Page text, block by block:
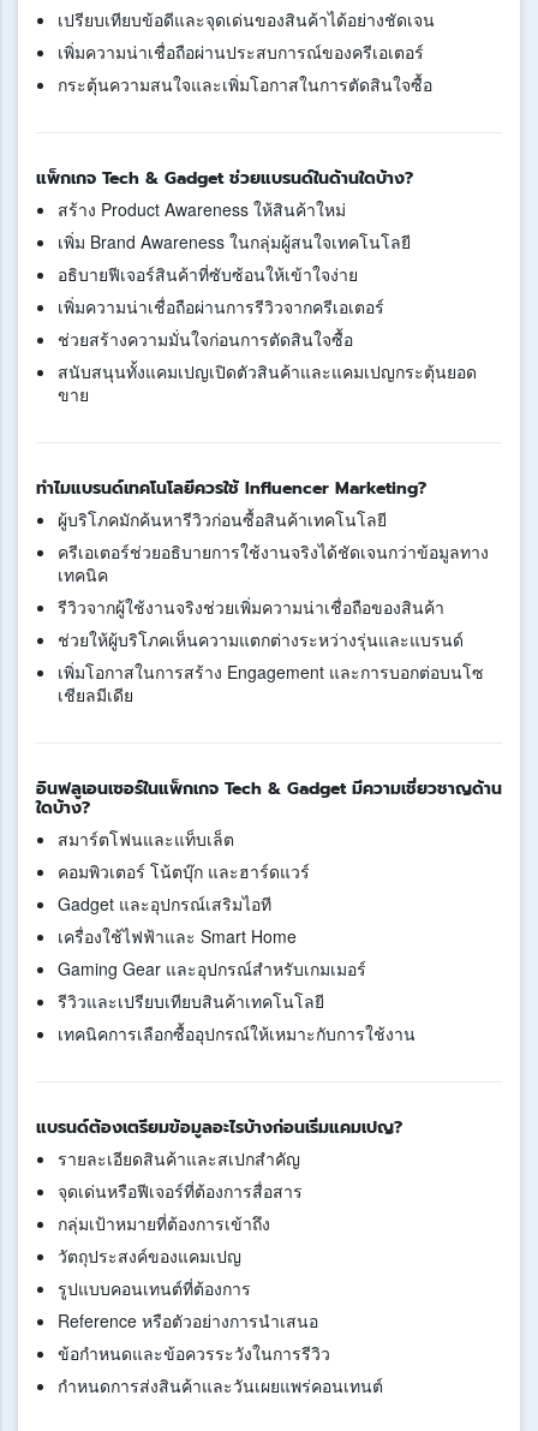
เปรียบเทียบข้อดีและจุดเด่นของสินค้าได้อย่างชัดเจน
เพิ่มความน่าเชื่อถือผ่านประสบการณ์ของครีเอเตอร์
กระตุ้นความสนใจและเพิ่มโอกาสในการตัดสินใจซื้อ
แพ็กเกจ Tech & Gadget ช่วยแบรนด์ในด้านใดบ้าง?
สร้าง Product Awareness ให้สินค้าใหม่
เพิ่ม Brand Awareness ในกลุ่มผู้สนใจเทคโนโลยี
อธิบายฟีเจอร์สินค้าที่ซับซ้อนให้เข้าใจง่าย
เพิ่มความน่าเชื่อถือผ่านการรีวิวจากครีเอเตอร์
ช่วยสร้างความมั่นใจก่อนการตัดสินใจซื้อ
สนับสนุนทั้งแคมเปญเปิดตัวสินค้าและแคมเปญกระตุ้นยอด
ขาย
ทำไมแบรนด์เทคโนโลยีควรใช้ Influencer Marketing?
ผู้บริโภคมักค้นหารีวิวก่อนซื้อสินค้าเทคโนโลยี
ครีเอเตอร์ช่วยอธิบายการใช้งานจริงได้ชัดเจนกว่าข้อมูลทาง
เทคนิค
รีวิวจากผู้ใช้งานจริงช่วยเพิ่มความน่าเชื่อถือของสินค้า
ช่วยให้ผู้บริโภคเห็นความแตกต่างระหว่างรุ่นและแบรนด์
เพิ่มโอกาสในการสร้าง Engagement และการบอกต่อบนโซ
เชียลมีเดีย
อินฟลูเอนเซอร์ในแพ็กเกจ Tech & Gadget มีความเชี่ยวชาญด้าน
ใดบ้าง?
สมาร์ตโฟนและแท็บเล็ต
คอมพิวเตอร์ โน้ตบุ๊ก และฮาร์ดแวร์
Gadget และอุปกรณ์เสริมไอที
เครื่องใช้ไฟฟ้าและ Smart Home
Gaming Gear และอุปกรณ์สำหรับเกมเมอร์
รีวิวและเปรียบเทียบสินค้าเทคโนโลยี
เทคนิคการเลือกซื้ออุปกรณ์ให้เหมาะกับการใช้งาน
แบรนด์ต้องเตรียมข้อมูลอะไรบ้างก่อนเริ่มแคมเปญ?
รายละเอียดสินค้าและสเปกสำคัญ
จุดเด่นหรือฟีเจอร์ที่ต้องการสื่อสาร
กลุ่มเป้าหมายที่ต้องการเข้าถึง
วัตถุประสงค์ของแคมเปญ
รูปแบบคอนเทนต์ที่ต้องการ
Reference หรือตัวอย่างการนำเสนอ
ข้อกำหนดและข้อควรระวังในการรีวิว
กำหนดการส่งสินค้าและวันเผยแพร่คอนเทนต์